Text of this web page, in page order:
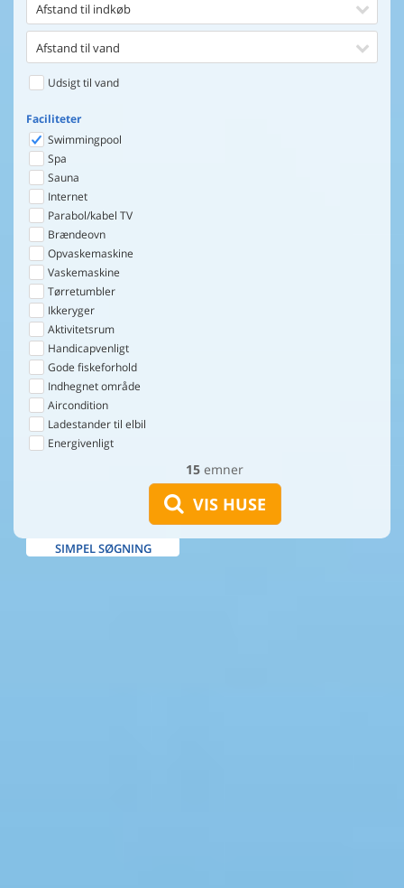
15 emner
VIS HUSE
Afstand til indkøb
Afstand til vand
Udsigt til vand
Faciliteter
Swimmingpool
Spa
Sauna
Internet
Parabol/kabel TV
Brændeovn
Opvaskemaskine
Vaskemaskine
Tørretumbler
Ikkeryger
Aktivitetsrum
Handicapvenligt
Gode fiskeforhold
Indhegnet område
Aircondition
Ladestander til elbil
Energivenligt
SIMPEL SØGNING